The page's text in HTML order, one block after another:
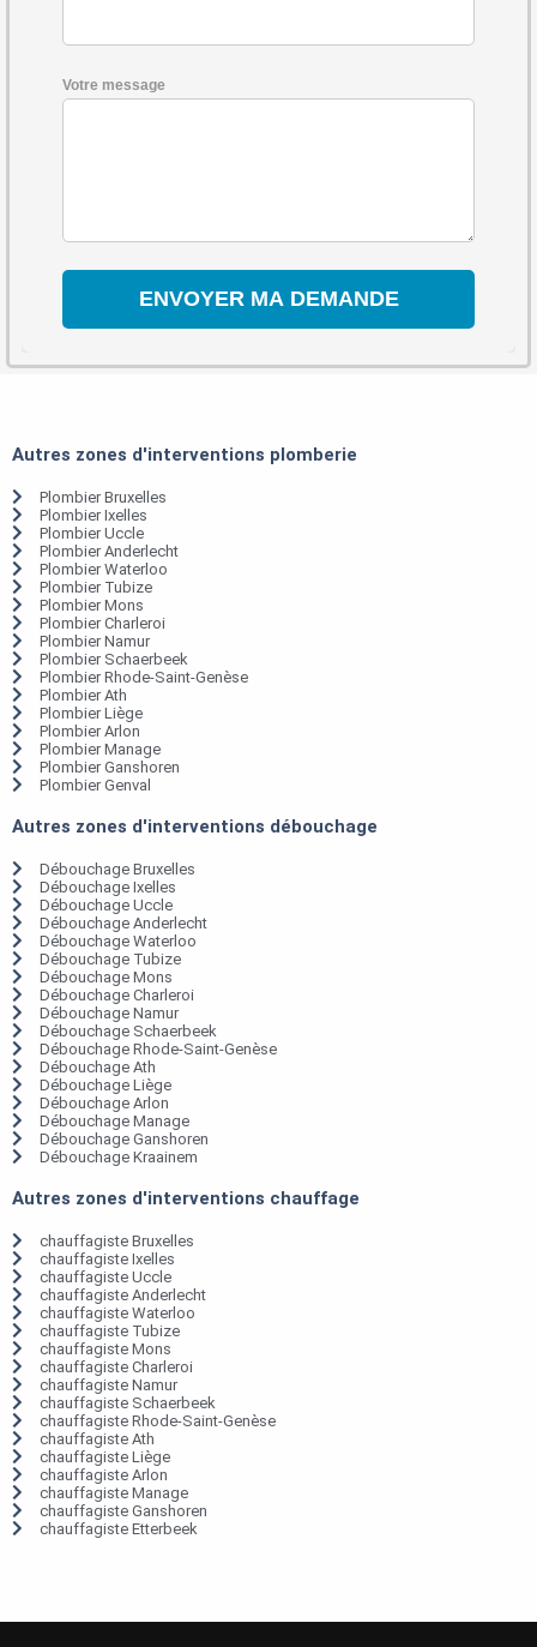
Votre message
Autres zones d'interventions plomberie
Plombier Bruxelles
Plombier Ixelles
Plombier Uccle
Plombier Anderlecht
Plombier Waterloo
Plombier Tubize
Plombier Mons
Plombier Charleroi
Plombier Namur
Plombier Schaerbeek
Plombier Rhode-Saint-Genèse
Plombier Ath
Plombier Liège
Plombier Arlon
Plombier Manage
Plombier Ganshoren
Plombier Genval
Autres zones d'interventions débouchage
Débouchage Bruxelles
Débouchage Ixelles
Débouchage Uccle
Débouchage Anderlecht
Débouchage Waterloo
Débouchage Tubize
Débouchage Mons
Débouchage Charleroi
Débouchage Namur
Débouchage Schaerbeek
Débouchage Rhode-Saint-Genèse
Débouchage Ath
Débouchage Liège
Débouchage Arlon
Débouchage Manage
Débouchage Ganshoren
Débouchage Kraainem
Autres zones d'interventions chauffage
chauffagiste Bruxelles
chauffagiste Ixelles
chauffagiste Uccle
chauffagiste Anderlecht
chauffagiste Waterloo
chauffagiste Tubize
chauffagiste Mons
chauffagiste Charleroi
chauffagiste Namur
chauffagiste Schaerbeek
chauffagiste Rhode-Saint-Genèse
chauffagiste Ath
chauffagiste Liège
chauffagiste Arlon
chauffagiste Manage
chauffagiste Ganshoren
chauffagiste Etterbeek